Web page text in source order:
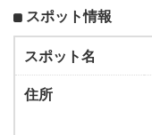
スポット情報
スポット名
住所